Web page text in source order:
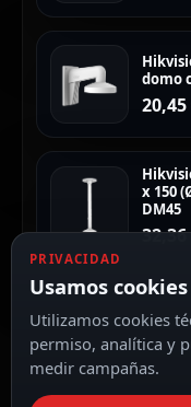
domo
20,45
x 150
DM45
32,36
PRIVACIDAD
Usamos cookies
Utilizamos cookies
permiso, analítica y
medir campañas.